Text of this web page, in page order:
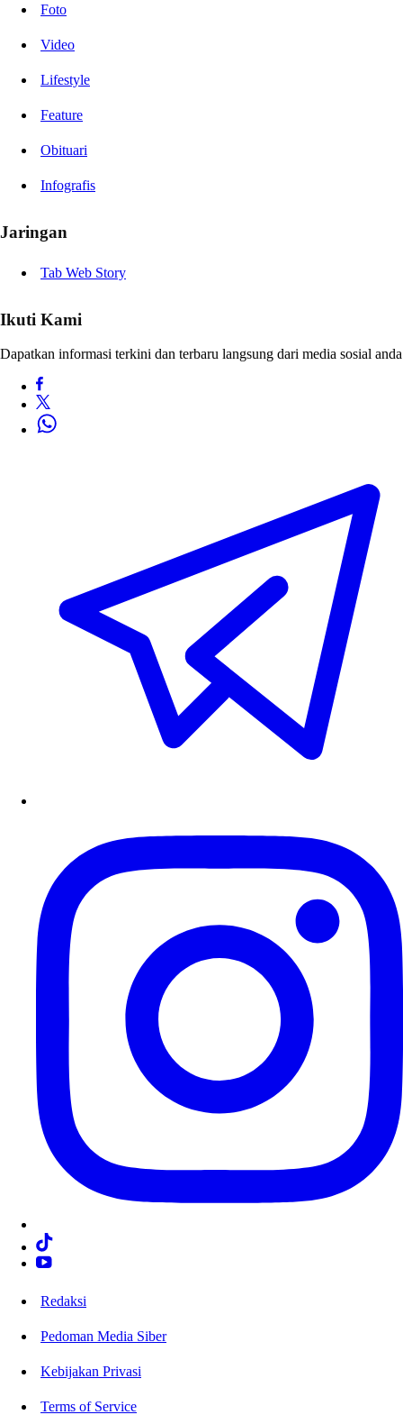
Foto
Video
Lifestyle
Feature
Obituari
Infografis
Jaringan
Tab Web Story
Ikuti Kami
Dapatkan informasi terkini dan terbaru langsung dari media sosial anda
Redaksi
Pedoman Media Siber
Kebijakan Privasi
Terms of Service